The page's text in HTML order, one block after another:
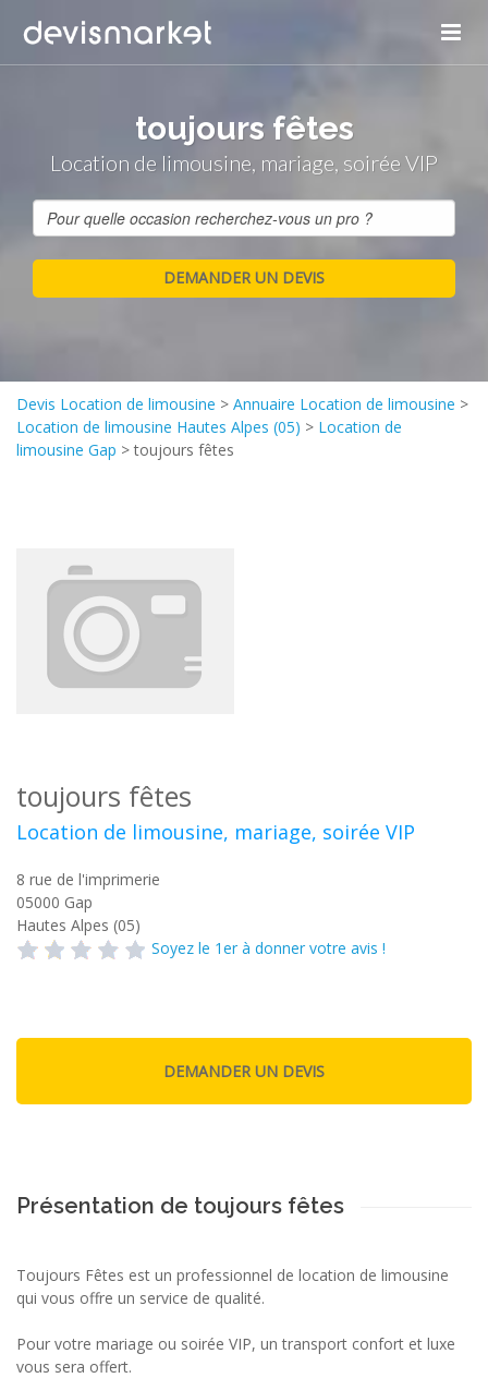
toujours fêtes
Location de limousine, mariage, soirée VIP
Devis Location de limousine > Annuaire Location de limousine >
Location de limousine Hautes Alpes (05) > Location de
limousine Gap >toujours fêtes
toujours fêtes
Location de limousine, mariage, soirée VIP
8 rue de l'imprimerie
05000 Gap
Hautes Alpes (05)
Soyez le 1er à donner votre avis !
Présentation de toujours fêtes
Toujours Fêtes est un professionnel de location de limousine
qui vous offre un service de qualité.
Pour votre mariage ou soirée VIP, un transport confort et luxe
vous sera offert.